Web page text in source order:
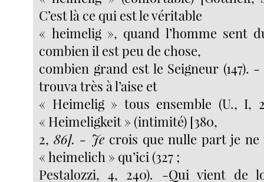
C’est là ce qui est le véritable
« heimelig », quand l’homme sent
combien il est peu de chose,
combien grand est le Seigneur (147).
trouva très à l’aise et
« Heimelig » tous ensemble (U., I,
« Heimeligkeit » (intimité) [380,
2, 86]. - Je crois que nulle part je
« heimelich » qu’ici (327 ;
Pestalozzi, 4, 240). -Qui vient de